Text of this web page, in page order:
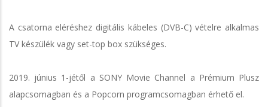
A csatorna eléréshez digitális kábeles (DVB-C) vételre alkalmas
TV készülék vagy set-top box szükséges.
2019. június 1-jétől a SONY Movie Channel a Prémium Plusz
alapcsomagban és a Popcorn programcsomagban érhető el.